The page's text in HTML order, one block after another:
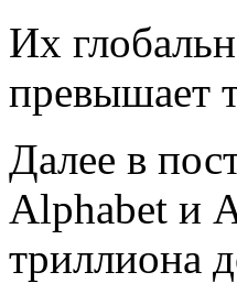
Их
превышает
Далее в
Alphabet и
триллиона